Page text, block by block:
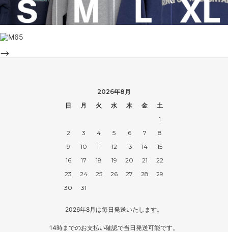
-->
2026年8月
日
月 火 水 木 金
土
1
2
3 4 5 6 7
8
9
10 11 12 13 14
15
16
17 18 19 20 21
22
23
24 25 26 27 28
29
30
31
2026年8月は毎日発送いたします。
14時までのお支払い確認で当日発送可能です。